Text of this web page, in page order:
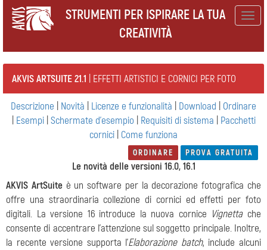
STRUMENTI PER ISPIRARE LA TUA
CREATIVITÀ
AKVIS ARTSUITE 21.1 | EFFETTI ARTISTICI E CORNICI PER FOTO
Descrizione Novità Licenze e funzionalità Download
Ordinare
Esempi| Schermate d'esempio Requisiti di sistema
Pacchetti
cornici Come funziona
ORDINARE PROVA GRATUITA
Le novità delle versioni 16.0, 16.1
AKVIS ArtSuiteè un software per la decorazione fotografica che
offre una straordinaria collezione di cornici ed effetti per foto
digitali. La versione 16 introduce la nuova cornice Vignettache
consente di accentrare l'attenzionesul soggetto principale. Inoltre,
la recente versione supporta l'Elaborazione batch, include alcuni